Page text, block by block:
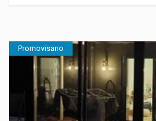
Promovisano